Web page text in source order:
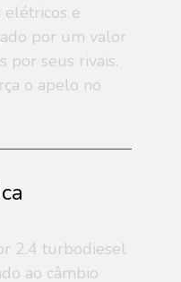
elétricos e
por um valor
por seus rivais.
o apelo no
2.4 turbodiesel
ao câmbio